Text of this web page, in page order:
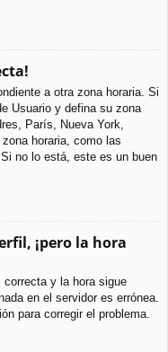
a otra zona horaria. Si
Usuario y defina su zona
París, Nueva York,
horaria, como las
no lo está, este es un buen
¡pero la hora
y la hora sigue
en el servidor es errónea.
para corregir el problema.